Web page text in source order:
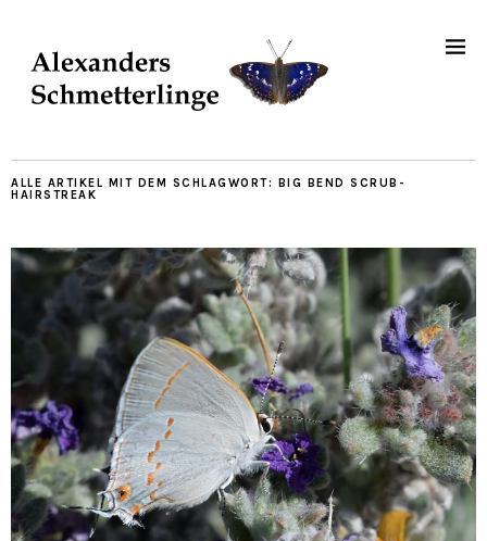
ALLE ARTIKEL MIT DEM SCHLAGWORT:
BIG BEND SCRUB-
HAIRSTREAK